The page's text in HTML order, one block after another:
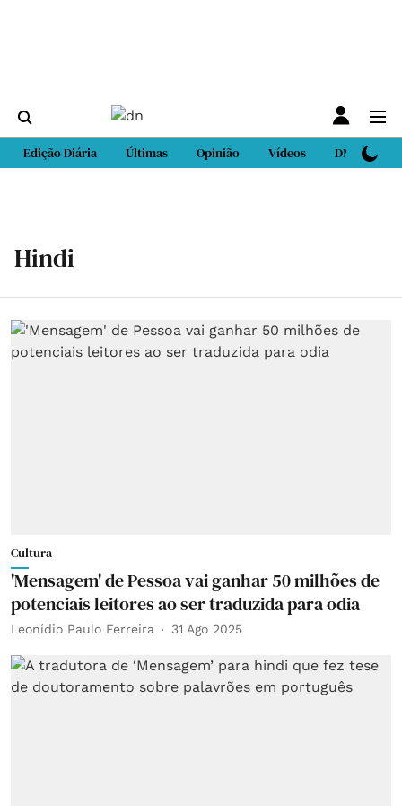
Edição Diária Últimas Opinião Vídeos DN Sport
Hindi
Cultura
'Mensagem' de Pessoa vai ganhar 50 milhões de
potenciais leitores ao ser traduzida para odia
Leonídio Paulo Ferreira 31 Ago 2025